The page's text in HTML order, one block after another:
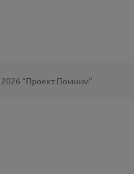
2026 “Проект Помним”